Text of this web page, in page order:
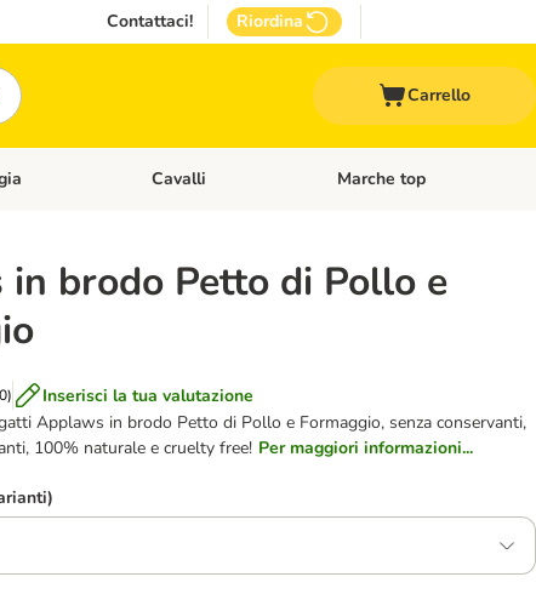
Contattaci! Riordina
Carrello
Roditori & UccelliApri Menù Categoria: Acquariologia
Cavalli Apri Menù Categoria: Cavalli
Marche top
brodo Petto di Pollo e
0)
Inserisci la tua valutazione
Applaws in brodo Petto di Pollo e Formaggio, senza conservanti,
100% naturale e cruelty free! Per maggiori informazioni...